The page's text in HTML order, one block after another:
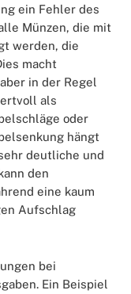
ein Fehler des
Münzen, die mit
werden, die
macht
in der Regel
als
oder
hängt
deutliche und
den
eine kaum
Aufschlag
bei
Ein Beispiel